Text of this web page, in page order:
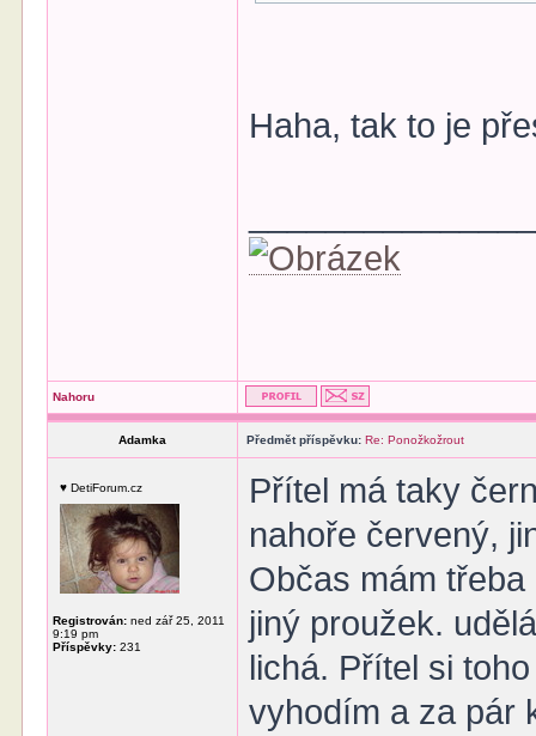
Haha, tak to je
Nahoru
Adamka Předmět příspěvku: Re: Ponožkožrout
♥ DetiForum.cz
Registrován: ned zář 25, 2011
9:19 pm
Příspěvky: 231
Přítel má taky
nahoře červený,
Občas mám
jiný proužek.
lichá. Přítel si
vyhodím a za pár